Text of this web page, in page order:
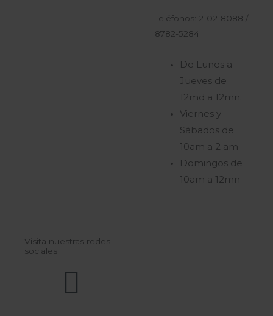
Teléfonos: 2102-8088 /
8782-5284
De Lunes a
Jueves de
12md a 12mn.
Viernes y
Sábados de
10am a 2 am
Domingos de
10am a 12mn
Visita nuestras redes
sociales